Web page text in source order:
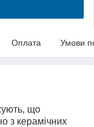
Оплата Умови
що
з керамічних